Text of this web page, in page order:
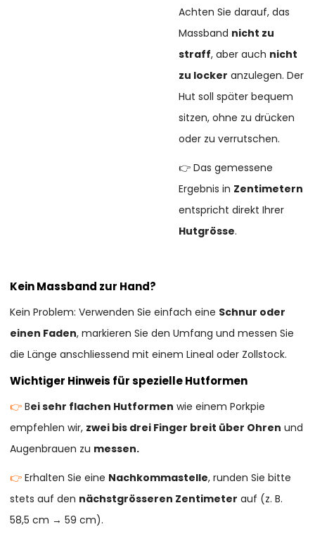
Achten Sie darauf, das
Massband nicht zu
straff, aber auch nicht
zu locker anzulegen. Der
Hut soll später bequem
sitzen, ohne zu drücken
oder zu verrutschen.
👉 Das gemessene
Ergebnis in Zentimetern
entspricht direkt Ihrer
Hutgrösse.
Kein Massband zur Hand?
Kein Problem: Verwenden Sie einfach eine Schnur oder
einen Faden, markieren Sie den Umfang und messen Sie
die Länge anschliessend mit einem Lineal oder Zollstock.
Wichtiger Hinweis für spezielle Hutformen
👉Bei sehr flachen Hutformen wie einem Porkpie
empfehlen wir, zwei bis drei Finger breit über Ohren und
Augenbrauen zu messen.
👉Erhalten Sie eine Nachkommastelle, runden Sie bitte
stets auf den nächstgrösseren Zentimeter auf (z. B.
58,5 cm → 59 cm).